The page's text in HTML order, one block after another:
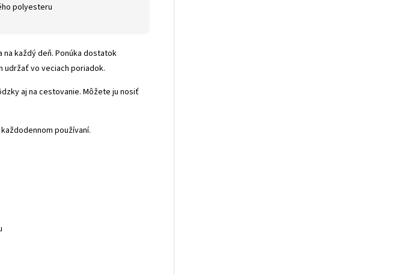
polyesteru
na každý deň. Ponúka dostatok
udržať vo veciach poriadok.
aj na cestovanie. Môžete ju nosiť
používaní.